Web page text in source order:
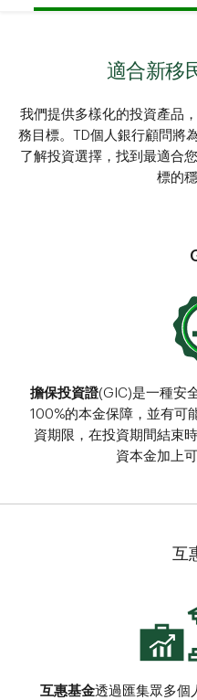
適合新移
我們提供多樣化的投資產品
務目標。TD個人銀行顧問將
了解投資選擇，找到最適合
標的
擔保投資證(GIC)是一種安
100%的本金保障，並有可
資期限，在投資期間結束
資本金加上
互
互惠基金透過匯集眾多個